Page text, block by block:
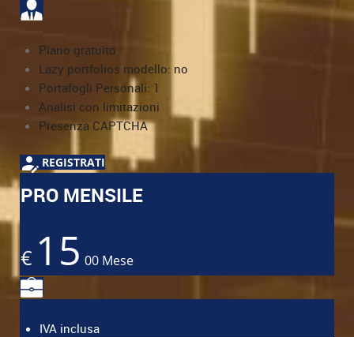
Piano gratuito
Lazy portfolios modello: no
Portafogli Personali: 1
Analisi con limitazioni
Presenza CAPTCHA
REGISTRATI
PRO MENSILE
€ 15 00 Mese
IVA inclusa